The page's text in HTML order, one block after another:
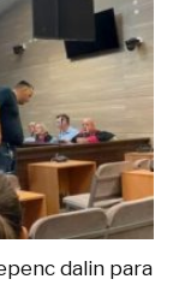
dalin para